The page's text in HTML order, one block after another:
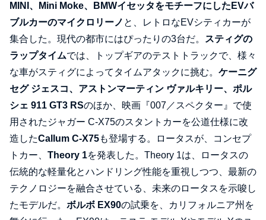
MINI、Mini Moke、BMWイセッタをモチーフにしたEVバ
ブルカーのマイクロリーノ と、レトロなEVシティカーが
集合した。現代の都市にはぴったりの3台だ。
スティグの
ラップタイムでは、トップギアのテストトラックで、様々
な車がスティグによってタイムアタックに挑む。 ケーニグ
セグ ジェスコ、アストンマーティン ヴァルキリー、ポル
シェ 911 GT3 RSのほか、映画『007／スペクター』で使
用されたジャガー C-X75のスタントカーを公道仕様に改
造したCallum C-X75も登場する。ロータスが、コンセプ
トカー、 Theory 1を発表した。Theory 1は、ロータスの
伝統的な軽量化とハンドリング性能を重視しつつ、最新の
テクノロジーを融合させている、未来のロータスを示唆し
たモデルだ。 ボルボ EX90の試乗を、カリフォルニア州を